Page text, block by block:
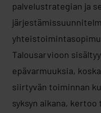
palvelustrategian ja
Talousarvioon
epävarmuuksia,
siirtyvän toiminnan
syksyn aikana, kertoo